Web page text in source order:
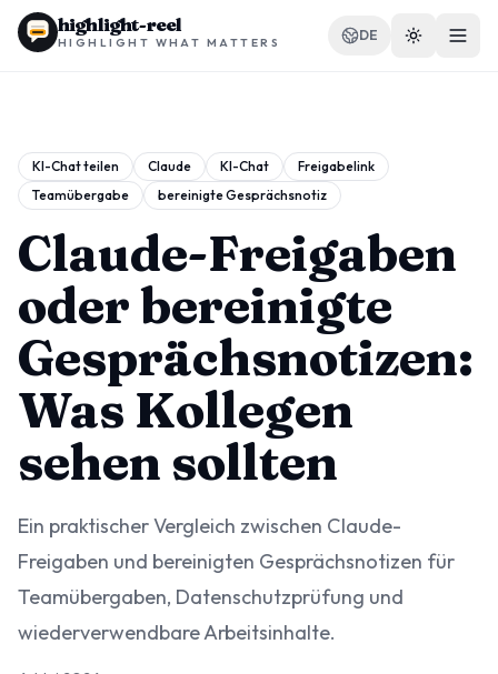
highlight-reel
HIGHLIGHT WHAT MATTERS DE
RESSOURCEN
Blog
Vergleichen
Vorlagen
Anwendungsfälle
Erweiterung
KI-Chat teilen Claude KI-Chat
Freigabelink
Teamübergabe
bereinigte Gesprächsnotiz
Claude-Freigaben
oder bereinigte
Gesprächsnotizen:
Was Kollegen
sehen sollten
Ein praktischer Vergleich zwischen Claude-
Freigaben und bereinigten Gesprächsnotizen für
Teamübergaben, Datenschutzprüfung und
wiederverwendbare Arbeitsinhalte.